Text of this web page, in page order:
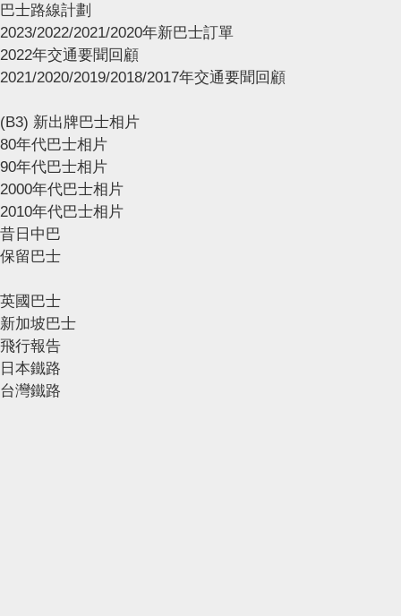
巴士路線計劃
2023/2022/2021/2020年新巴士訂單
2022年交通要聞回顧
2021/2020/2019/2018/2017年交通要聞回顧
(B3) 新出牌巴士相片
80年代巴士相片
90年代巴士相片
2000年代巴士相片
2010年代巴士相片
昔日中巴
保留巴士
英國巴士
新加坡巴士
飛行報告
日本鐵路
台灣鐵路